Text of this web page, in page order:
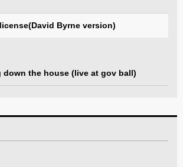
Byrne version)
down the house (live at gov ball)